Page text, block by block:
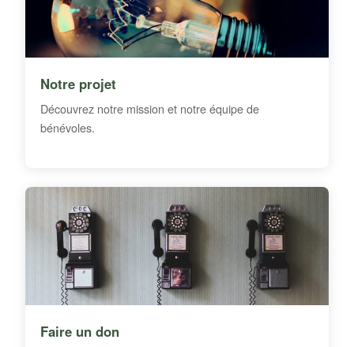
Notre projet
Découvrez notre mission et notre équipe de
bénévoles.
Faire un don